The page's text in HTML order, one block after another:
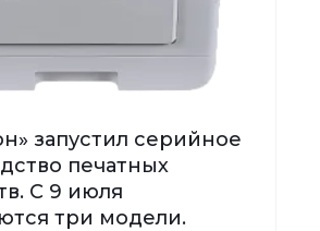
запустил серийное
печатных
С 9 июля
три модели.